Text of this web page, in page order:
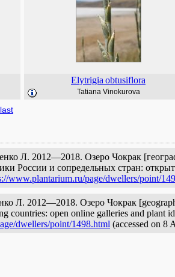
Elytrigia obtusiflora
Tatiana Vinokurova
last
Л. 2012—2018. Озеро Чокрак
России и сопредельных стран:
www.plantarium.ru/page/dwellers/point/
Л. 2012—2018. Озеро Чокрак
countries: open online galleries and plant
dwellers/point/1498.html (accessed on 8